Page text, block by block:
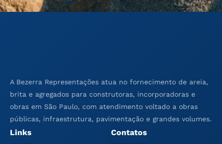
A Bezerra Representações atua no fornecimento de areia,
brita e agregados para construtoras, incorporadoras e
obras em São Paulo, com atendimento voltado a obras
públicas, infraestrutura, pavimentação e grandes volumes.
Links Contatos